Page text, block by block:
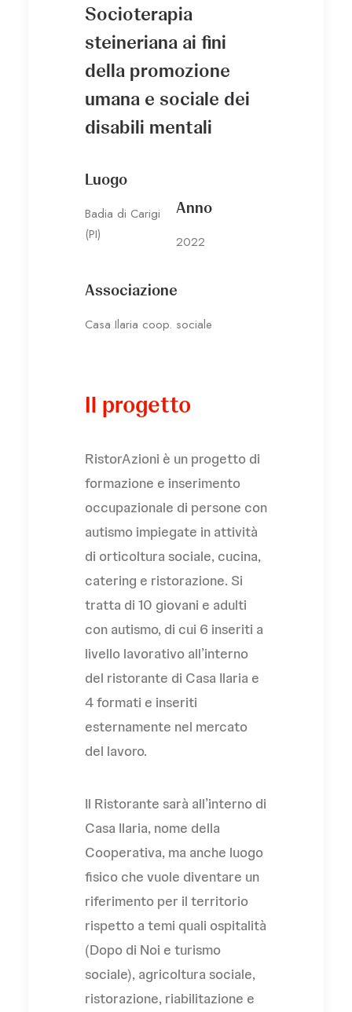
Socioterapia
steineriana ai fini
della promozione
umana e sociale dei
disabili mentali
Luogo
Badia di Carigi
(PI)
Anno
2022
Associazione
Casa Ilaria coop. sociale
Il progetto
RistorAzioni è un progetto di
formazione e inserimento
occupazionale di persone con
autismo impiegate in attività
di orticoltura sociale, cucina,
catering e ristorazione. Si
tratta di 10 giovani e adulti
con autismo, di cui 6 inseriti a
livello lavorativo all’interno
del ristorante di Casa Ilaria e
4 formati e inseriti
esternamente nel mercato
del lavoro.
Il Ristorante sarà all’interno di
Casa Ilaria, nome della
Cooperativa, ma anche luogo
fisico che vuole diventare un
riferimento per il territorio
rispetto a temi quali ospitalità
(Dopo di Noi e turismo
sociale), agricoltura sociale,
ristorazione, riabilitazione e